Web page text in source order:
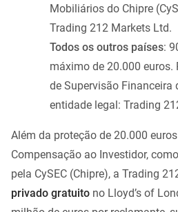
Mobiliários do Chipre
Trading 212 Markets Ltd.
Todos os outros países:
máximo de 20.000 euros.
de Supervisão Financeira
entidade legal: Trading
Além da proteção de 20.000
Compensação ao Investidor,
pela CySEC (Chipre), a Trading
privado gratuito no Lloyd’s of